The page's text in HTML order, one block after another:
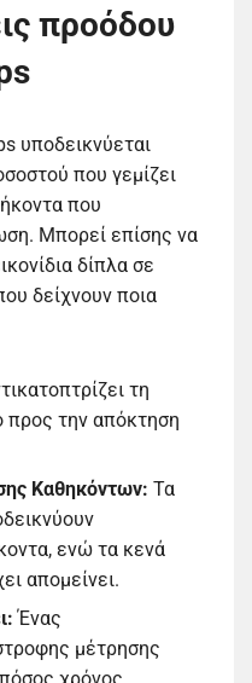
προόδου
υποδεικνύεται
που γεμίζει
που
Μπορεί επίσης να
δίπλα σε
δείχνουν ποια
τη
προς την απόκτηση
Καθηκόντων: Τα
ενώ τα κενά
απομείνει.
Ένας
μέτρησης